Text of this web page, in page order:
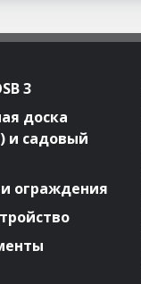
3
доска
и садовый
ограждения